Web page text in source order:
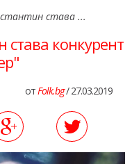
става ...
става конкурент
отFolk.bg/ 27.03.2019